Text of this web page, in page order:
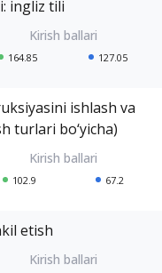
ingliz tili
164.85 127.05
ishlash va
turlari bo‘yicha)
102.9 67.2
etish